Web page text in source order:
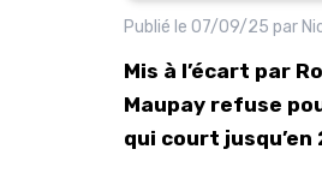
Publié le 07/09/25 par
Mis à l’écart par
Maupay refuse
qui court jusqu’en